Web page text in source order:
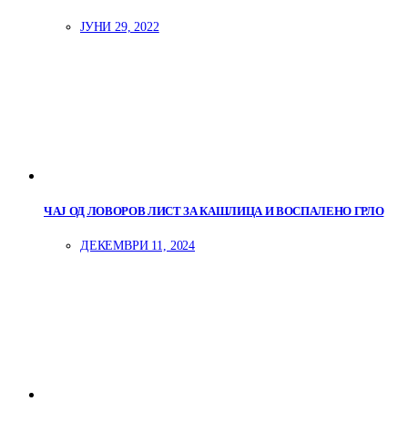
ЈУНИ 29, 2022
ЧАЈ ОД ЛОВОРОВ ЛИСТ ЗА КАШЛИЦА И ВОСПАЛЕНО ГРЛО
ДЕКЕМВРИ 11, 2024